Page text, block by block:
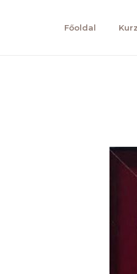
Főoldal